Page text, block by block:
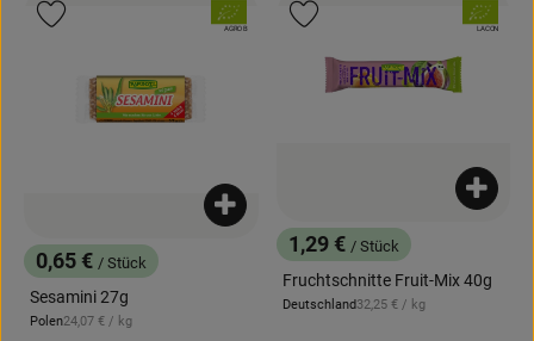
, Preis:
0,65 € / Stück
Sesamini 27g
, Herkunft:
Polen, Referenzpreis:
24,07 € / kg
Produkt zum Warenkorb hinzufügen
, Verband:
, Kontrollstelle:
AGRO B
Produkt zu Favouriten hinzufügen
, Preis:
1,29 € / Stück
Fruchtschnitte Fruit-Mix 40g
, Herkunft:
Deutschland, Referenzpreis:
32,25 € / kg
, Verband:
, Kontrollstelle:
LACON
Produkt zu Favouriten hinzufügen